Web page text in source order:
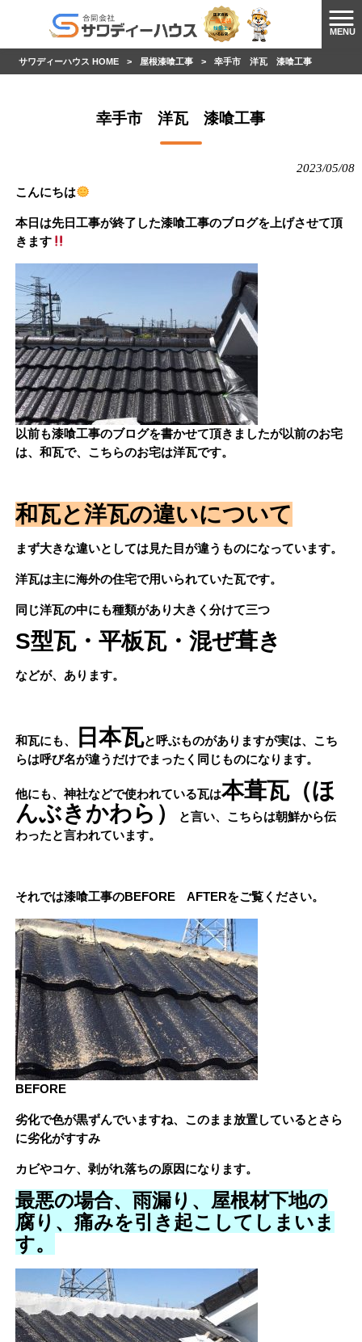
MENU
サワディーハウス HOME > 屋根漆喰工事 > 幸手市 洋瓦 漆喰工事
幸手市 洋瓦 漆喰工事
2023/05/08
こんにちは
本日は先日工事が終了した漆喰工事のブログを上げさせて頂
きます
以前も漆喰工事のブログを書かせて頂きましたが以前のお宅
は、和瓦で、こちらのお宅は洋瓦です。
和瓦と洋瓦の違いについて
まず大きな違いとしては見た目が違うものになっています。
洋瓦は主に海外の住宅で用いられていた瓦です。
同じ洋瓦の中にも種類があり大きく分けて三つ
S型瓦・平板瓦・混ぜ葺き
などが、あります。
和瓦にも、 日本瓦と呼ぶものがありますが実は、こち
らは呼び名が違うだけでまったく同じものになります。
他にも、神社などで使われている瓦は本葺瓦（ほ
んぶきかわら）
と言い、こちらは朝鮮から伝
わったと言われています。
それでは漆喰工事のBEFORE AFTERをご覧ください。
BEFORE
劣化で色が黒ずんでいますね、このまま放置しているとさら
に劣化がすすみ
カビやコケ、剥がれ落ちの原因になります。
最悪の場合、雨漏り、屋根材下地の
腐り、痛みを引き起こしてしまいま
す。